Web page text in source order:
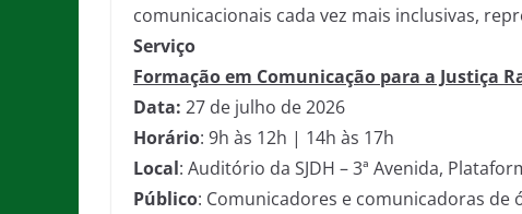
comunicacionais cada vez mais inclusivas,
Serviço
Formação em Comunicação para a Justiça
Data: 27 de julho de 2026
Horário: 9h às 12h | 14h às 17h
Local: Auditório da SJDH – 3ª Avenida,
Público: Comunicadores e comunicadoras de